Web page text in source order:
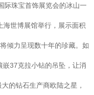
际珠宝首饰展览会的冰山一
世博展馆举行，展示面积
倾力呈现数十年的珍藏。如
嵌37克拉小钻的吊坠，让消
的钻石生产商欧陆之星，